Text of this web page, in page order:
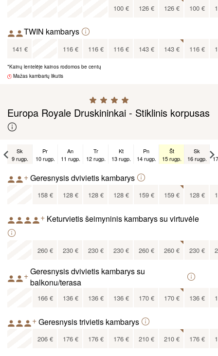
100 € 126 € 126 € 100 €
TWIN kambarys
141 € 116 € 116 € 116 € 143 € 143 € 116 €
108€
*Kainų lentelėje kainos rodomos be centų
Mažas kambarių likutis
Europa Royale Druskininkai - Stiklinis korpusas
Sk
9 rugp.
Pr
10 rugp.
An
11 rugp.
Tr
12 rugp.
Kt
13 rugp.
Pn
14 rugp.
Št
15 rugp.
Sk
16 rugp.
6 rugs. +Geresnysis dvivietis kambarys
158 € 128 € 128 € 128 € 159 € 159 € 128 €
+ Keturvietis šeimyninis kambarys su virtuvėle
260 € 230 € 230 € 230 € 260 € 260 € 230 €
+Geresnysis dvivietis kambarys su
balkonu/terasa
166 € 136 € 136 € 136 € 170 € 170 € 136 €
+Geresnysis trivietis kambarys
206 € 176 € 176 € 176 € 210 € 210 € 176 €